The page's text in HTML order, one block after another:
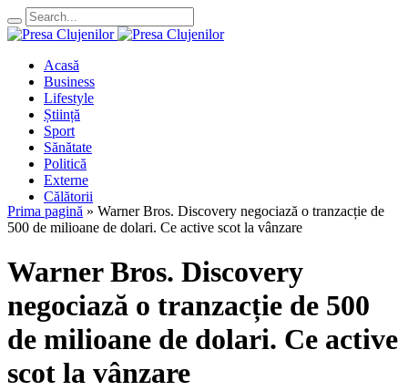
Acasă
Business
Lifestyle
Știință
Sport
Sănătate
Politică
Externe
Călătorii
Prima pagină » Warner Bros. Discovery negociază o tranzacție de
500 de milioane de dolari. Ce active scot la vânzare
Warner Bros. Discovery
negociază o tranzacție de 500
de milioane de dolari. Ce active
scot la vânzare